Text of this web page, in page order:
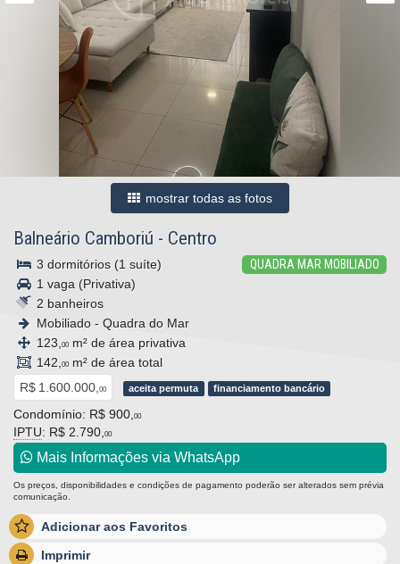
mostrar todas as fotos
Balneário Camboriú - Centro
QUADRA MAR MOBILIADO
3 dormitórios (1 suíte)
1 vaga (Privativa)
2 banheiros
Mobiliado - Quadra do Mar
123, 00 m² de área privativa
142, 00 m² de área total
R$ 1.600.000, 00 aceita permuta financiamento bancário
Condomínio: R$ 900, 00
IPTU: R$ 2.790, 00
Mais Informações via WhatsApp
Os preços, disponibilidades e condições de pagamento poderão ser alterados sem prévia
comunicação.
Adicionar aos Favoritos
Imprimir